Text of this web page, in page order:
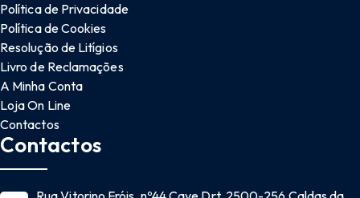
Política de Privacidade
Política de Cookies
Resolução de Litígios
Livro de Reclamações
A Minha Conta
Loja On Line
Contactos
Contactos